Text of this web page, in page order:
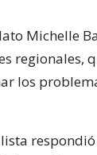
Michelle
regionales,
los